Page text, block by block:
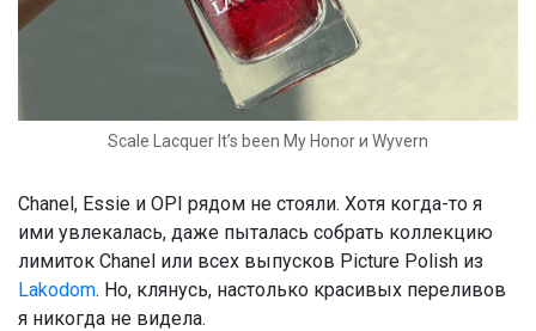
Scale Lacquer It’s been My Honor и Wyvern
Chanel, Essie и OPI рядом не стояли. Хотя когда-то я
ими увлекалась, даже пыталась собрать коллекцию
лимиток Chanel или всех выпусков Picture Polish из
Lakodom. Но, клянусь, настолько красивых переливов
я никогда не видела.